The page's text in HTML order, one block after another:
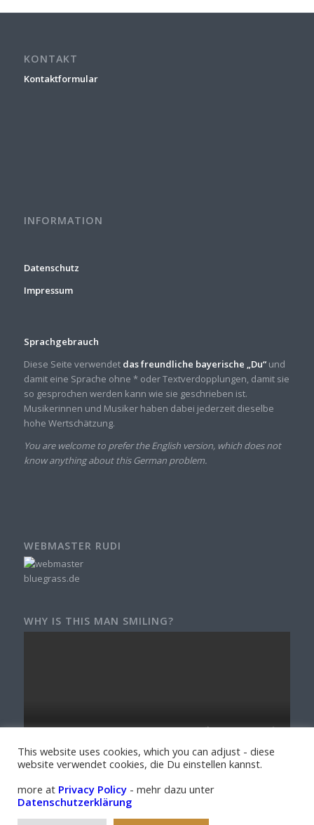
KONTAKT
Kontaktformular
INFORMATION
Datenschutz
Impressum
Sprachgebrauch
Diese Seite verwendet das freundliche bayerische „Du“und
damit eine Sprache ohne * oder Textverdopplungen, damit sie
so gesprochen werden kann wie sie geschrieben ist.
Musikerinnen und Musiker haben dabei jederzeit dieselbe
hohe Wertschätzung.
You are welcome to prefer the English version, which does not
know anything about this German problem.
WEBMASTER RUDI
WHY IS THIS MAN SMILING?
This website uses cookies, which you can adjust - diese
website verwendet cookies, die Du einstellen kannst.
more at Privacy Policy - mehr dazu unter
Datenschutzerklärung